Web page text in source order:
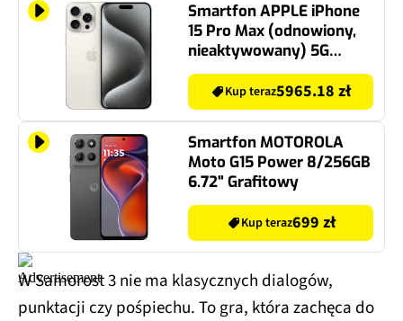
Smartfon APPLE iPhone
15 Pro Max (odnowiony,
nieaktywowany) 5G
512GB 6.7" 120Hz Tytan
Biały (CPO) 2x eSIM
Kup teraz5965.18 zł
Smartfon MOTOROLA
Moto G15 Power 8/256GB
6.72" Grafitowy
Kup teraz699 zł
W Samorost 3 nie ma klasycznych dialogów,
punktacji czy pośpiechu. To gra, która zachęca do